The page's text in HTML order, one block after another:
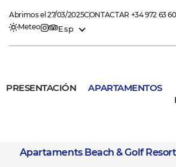
Abrimos el 27/03/2025CONTACTAR +34 972 63 60
Meteo
Esp
PRESENTACIÓN APARTAMENTOS
Apartaments Beach & Golf Resort